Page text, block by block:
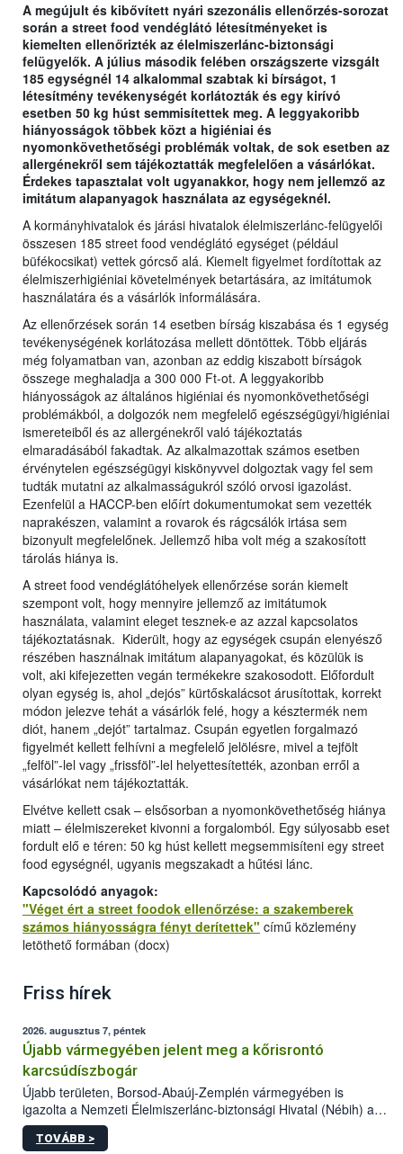
A megújult és kibővített nyári szezonális ellenőrzés-sorozat
során a street food vendéglátó létesítményeket is
kiemelten ellenőrizték az élelmiszerlánc-biztonsági
felügyelők. A július második felében országszerte vizsgált
185 egységnél 14 alkalommal szabtak ki bírságot, 1
létesítmény tevékenységét korlátozták és egy kirívó
esetben 50 kg húst semmisítettek meg. A leggyakoribb
hiányosságok többek közt a higiéniai és
nyomonkövethetőségi problémák voltak, de sok esetben az
allergénekről sem tájékoztatták megfelelően a vásárlókat.
Érdekes tapasztalat volt ugyanakkor, hogy nem jellemző az
imitátum alapanyagok használata az egységeknél.
A kormányhivatalok és járási hivatalok élelmiszerlánc-felügyelői
összesen 185 street food vendéglátó egységet (például
büfékocsikat) vettek górcső alá. Kiemelt figyelmet fordítottak az
élelmiszerhigiéniai követelmények betartására, az imitátumok
használatára és a vásárlók informálására.
Az ellenőrzések során 14 esetben bírság kiszabása és 1 egység
tevékenységének korlátozása mellett döntöttek. Több eljárás
még folyamatban van, azonban az eddig kiszabott bírságok
összege meghaladja a 300 000 Ft-ot. A leggyakoribb
hiányosságok az általános higiéniai és nyomonkövethetőségi
problémákból, a dolgozók nem megfelelő egészségügyi/higiéniai
ismereteiből és az allergénekről való tájékoztatás
elmaradásából fakadtak. Az alkalmazottak számos esetben
érvénytelen egészségügyi kiskönyvvel dolgoztak vagy fel sem
tudták mutatni az alkalmasságukról szóló orvosi igazolást.
Ezenfelül a HACCP-ben előírt dokumentumokat sem vezették
naprakészen, valamint a rovarok és rágcsálók irtása sem
bizonyult megfelelőnek. Jellemző hiba volt még a szakosított
tárolás hiánya is.
A street food vendéglátóhelyek ellenőrzése során kiemelt
szempont volt, hogy mennyire jellemző az imitátumok
használata, valamint eleget tesznek-e az azzal kapcsolatos
tájékoztatásnak. Kiderült, hogy az egységek csupán elenyésző
részében használnak imitátum alapanyagokat, és közülük is
volt, aki kifejezetten vegán termékekre szakosodott. Előfordult
olyan egység is, ahol „dejós” kürtőskalácsot árusítottak, korrekt
módon jelezve tehát a vásárlók felé, hogy a késztermék nem
diót, hanem „dejót” tartalmaz. Csupán egyetlen forgalmazó
figyelmét kellett felhívni a megfelelő jelölésre, mivel a tejfölt
„felföl”-lel vagy „frissföl”-lel helyettesítették, azonban erről a
vásárlókat nem tájékoztatták.
Elvétve kellett csak – elsősorban a nyomonkövethetőség hiánya
miatt – élelmiszereket kivonni a forgalomból. Egy súlyosabb eset
fordult elő e téren: 50 kg húst kellett megsemmisíteni egy street
food egységnél, ugyanis megszakadt a hűtési lánc.
Kapcsolódó anyagok:
"Véget ért a street foodok ellenőrzése: a szakemberek
számos hiányosságra fényt derítettek" című közlemény
letöthető formában (docx)
Friss hírek
2026. augusztus 7, péntek
Újabb vármegyében jelent meg a kőrisrontó
karcsúdíszbogár
Újabb területen, Borsod-Abaúj-Zemplén vármegyében is
igazolta a Nemzeti Élelmiszerlánc-biztonsági Hivatal (Nébih) a
kőrisrontó karcsúdíszbogár (Agrilus planipennis) jelenlétét. A
kártevőt nem csak színcsapdában találták meg, de már fertőzött
TOVÁBB >